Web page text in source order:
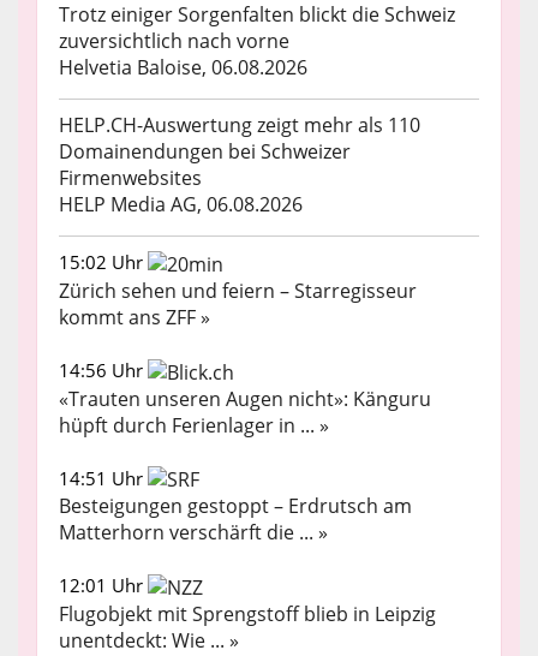
Trotz einiger Sorgenfalten blickt die Schweiz
zuversichtlich nach vorne
Helvetia Baloise, 06.08.2026
HELP.CH-Auswertung zeigt mehr als 110
Domainendungen bei Schweizer
Firmenwebsites
HELP Media AG, 06.08.2026
15:02 Uhr
Zürich sehen und feiern – Starregisseur
kommt ans ZFF »
14:56 Uhr
«Trauten unseren Augen nicht»: Känguru
hüpft durch Ferienlager in ... »
14:51 Uhr
Besteigungen gestoppt – Erdrutsch am
Matterhorn verschärft die ... »
12:01 Uhr
Flugobjekt mit Sprengstoff blieb in Leipzig
unentdeckt: Wie ... »